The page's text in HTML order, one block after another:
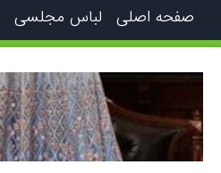
صفحه اصلی لباس مجلسی